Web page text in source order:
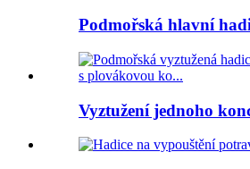
Podmořská hlavní
Vyztužení jednoho